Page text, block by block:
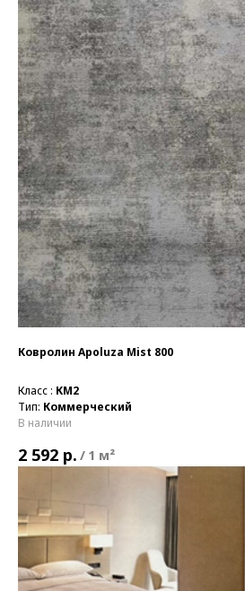
Ковролин Apoluza Mist 800
Класс : КМ2
Тип: Коммерческий
В наличии
2 592 р. / 1 м²